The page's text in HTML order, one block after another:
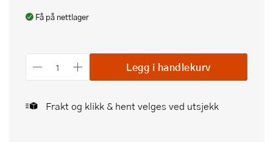
Få på nettlager
Legg i handlekurv
Frakt og klikk & hent velges ved utsjekk